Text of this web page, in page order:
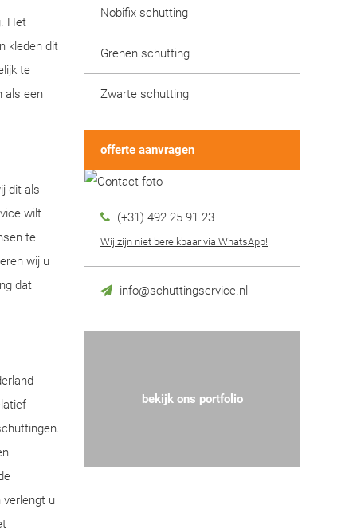
Het
kleden dit
te
als een
dit als
wilt
te
wij u
dat
u
Nobifix schutting
Grenen schutting
Zwarte schutting
offerte aanvragen
(+31) 492 25 91 23
Wij zijn niet bereikbaar via WhatsApp!
info@schuttingservice.nl
bekijk ons portfolio